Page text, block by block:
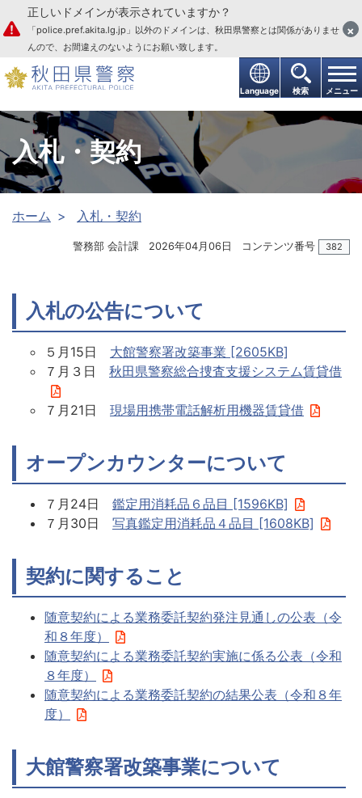
本文へ
Language 検索 メニュー
正しいドメインが表示されていますか？
「police.pref.akita.lg.jp」以外のドメインは、秋田県警察とは関係がありませ
んので、お間違えのないようにお願い致します。
×
入札・契約
ホーム 入札・契約
警務部 会計課 2026年04月06日 コンテンツ番号 382
入札の公告について
５月15日 大館警察署改築事業 [2605KB]
７月３日 秋田県警察総合捜査支援システム賃貸借
７月21日 現場用携帯電話解析用機器賃貸借
オープンカウンターについて
７月24日 鑑定用消耗品６品目 [1596KB]
７月30日 写真鑑定用消耗品４品目 [1608KB]
契約に関すること
随意契約による業務委託契約発注見通しの公表（令
和８年度）
随意契約による業務委託契約実施に係る公表（令和
８年度）
随意契約による業務委託契約の結果公表（令和８年
度）
大館警察署改築事業について